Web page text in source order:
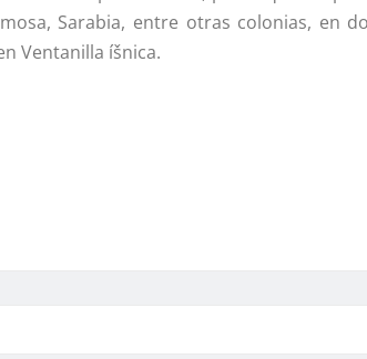
Sarabia, entre otras colonias, en
Ventanilla íšnica.